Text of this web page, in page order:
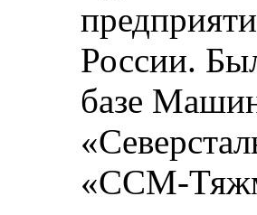
России.
базе
«ССМ-